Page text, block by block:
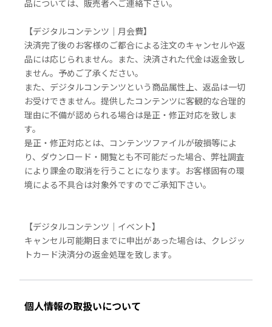
品については、販売者へご連絡下さい。
【デジタルコンテンツ｜月会費】
決済完了後のお客様のご都合による注文のキャンセルや返
品には応じられません。また、決済された代金は返金致し
ません。予めご了承ください。
また、デジタルコンテンツという商品属性上、返品は一切
お受けできません。提供したコンテンツに客観的な合理的
理由に不備が認められる場合は是正・修正対応を致しま
す。
是正・修正対応とは、コンテンツファイルが破損等によ
り、ダウンロード・閲覧とも不可能だった場合、弊社調査
により課金の取消を行うことになります。お客様固有の環
境による不具合は対象外ですのでご承知下さい。
【デジタルコンテンツ｜イベント】
キャンセル可能期日までに申出があった場合は、クレジッ
トカード決済分の返金処理を致します。
個人情報の取扱いについて